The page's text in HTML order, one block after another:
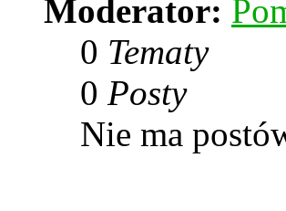
Moderator:
0 Tematy
0 Posty
Nie ma